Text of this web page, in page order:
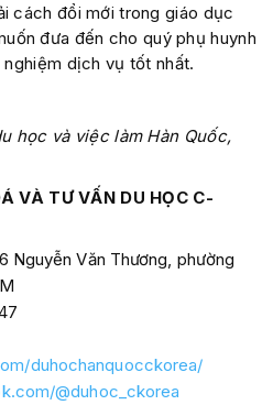
cách đổi mới trong giáo dục
đưa đến cho quý phụ huynh
dịch vụ tốt nhất.
học và việc làm Hàn Quốc,
VÀ TƯ VẤN DU HỌC C-
Nguyễn Văn Thương, phường
duhochanquocckorea/
@duhoc_ckorea